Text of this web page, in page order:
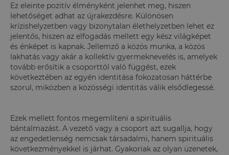
Ez eleinte pozitív élményként jelenhet meg, hiszen
lehetőséget adhat az újrakezdésre. Különösen
krízishelyzetben vagy bizonytalan élethelyzetben lehet ez
jelentős, hiszen az elfogadás mellett egy kész világképet
és énképet is kapnak. Jellemző a közös munka, a közös
lakhatás vagy akár a kollektív gyermeknevelés is, amelyek
tovább erősítik a csoporttól való függést, ezek
következtében az egyén identitása fokozatosan háttérbe
szorul, miközben a közösségi identitás válik elsődlegessé.
Ezek mellett fontos megemlíteni a spirituális
bántalmazást. A vezető vagy a csoport azt sugallja, hogy
az engedetlenség nemcsak társadalmi, hanem spirituális
következményekkel is járhat. Gyakoriak az olyan üzenetek,